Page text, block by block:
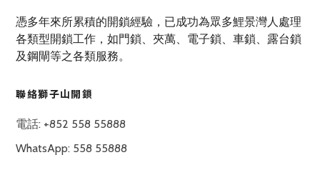
憑多年來所累積的開鎖經驗，已成功為眾多鯉景灣人處理
各類型開鎖工作，如門鎖、夾萬、電子鎖、車鎖、露台鎖
及鋼閘等之各類服務。
聯絡獅子山開鎖
電話: +852 558 55888
WhatsApp: 558 55888